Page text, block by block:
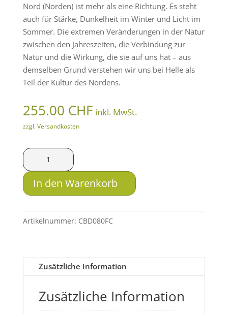
Nord (Norden) ist mehr als eine Richtung. Es steht
auch für Stärke, Dunkelheit im Winter und Licht im
Sommer. Die extremen Veränderungen in der Natur
zwischen den Jahreszeiten, die Verbindung zur
Natur und die Wirkung, die sie auf uns hat – aus
demselben Grund verstehen wir uns bei Helle als
Teil der Kultur des Nordens.
255.00 CHF inkl. MwSt.
zzgl. Versandkosten
Helle
Jagdmesser
Nord
Menge
In den Warenkorb
Artikelnummer: CBD080FC
Zusätzliche Information
Zusätzliche Information